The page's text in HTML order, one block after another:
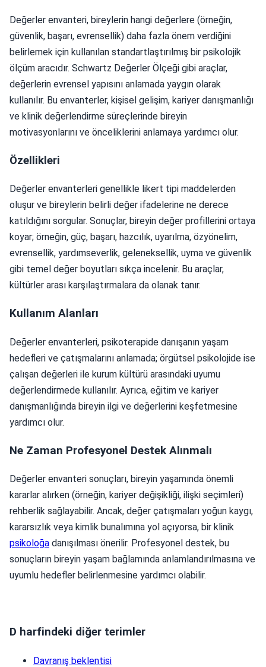
Değerler envanteri, bireylerin hangi değerlere (örneğin,
güvenlik, başarı, evrensellik) daha fazla önem verdiğini
belirlemek için kullanılan standartlaştırılmış bir psikolojik
ölçüm aracıdır. Schwartz Değerler Ölçeği gibi araçlar,
değerlerin evrensel yapısını anlamada yaygın olarak
kullanılır. Bu envanterler, kişisel gelişim, kariyer danışmanlığı
ve klinik değerlendirme süreçlerinde bireyin
motivasyonlarını ve önceliklerini anlamaya yardımcı olur.
Özellikleri
Değerler envanterleri genellikle likert tipi maddelerden
oluşur ve bireylerin belirli değer ifadelerine ne derece
katıldığını sorgular. Sonuçlar, bireyin değer profillerini ortaya
koyar; örneğin, güç, başarı, hazcılık, uyarılma, özyönelim,
evrensellik, yardımseverlik, geleneksellik, uyma ve güvenlik
gibi temel değer boyutları sıkça incelenir. Bu araçlar,
kültürler arası karşılaştırmalara da olanak tanır.
Kullanım Alanları
Değerler envanterleri, psikoterapide danışanın yaşam
hedefleri ve çatışmalarını anlamada; örgütsel psikolojide ise
çalışan değerleri ile kurum kültürü arasındaki uyumu
değerlendirmede kullanılır. Ayrıca, eğitim ve kariyer
danışmanlığında bireyin ilgi ve değerlerini keşfetmesine
yardımcı olur.
Ne Zaman Profesyonel Destek Alınmalı
Değerler envanteri sonuçları, bireyin yaşamında önemli
kararlar alırken (örneğin, kariyer değişikliği, ilişki seçimleri)
rehberlik sağlayabilir. Ancak, değer çatışmaları yoğun kaygı,
kararsızlık veya kimlik bunalımına yol açıyorsa, bir klinik
psikoloğa danışılması önerilir. Profesyonel destek, bu
sonuçların bireyin yaşam bağlamında anlamlandırılmasına ve
uyumlu hedefler belirlenmesine yardımcı olabilir.
D harfindeki diğer terimler
Davranış beklentisi